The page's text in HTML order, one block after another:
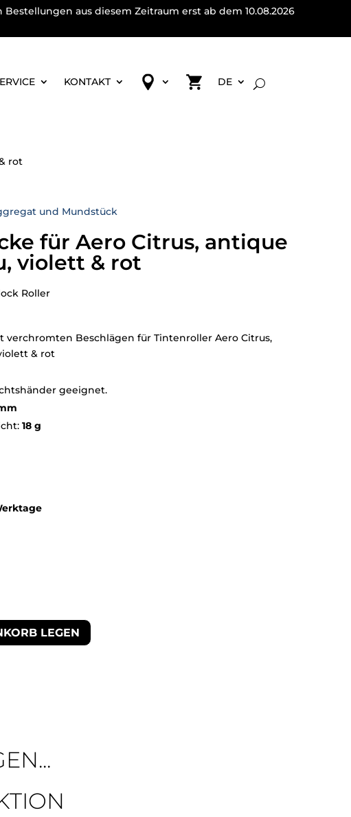
aus diesem Zeitraum erst ab dem 10.08.2026
KONTAKT DE
rot
und Mundstück
für Aero Citrus, antique
violett & rot
Roller
verchromten Beschlägen für Tintenroller Aero Citrus,
& rot
geeignet.
18 g
LEGEN